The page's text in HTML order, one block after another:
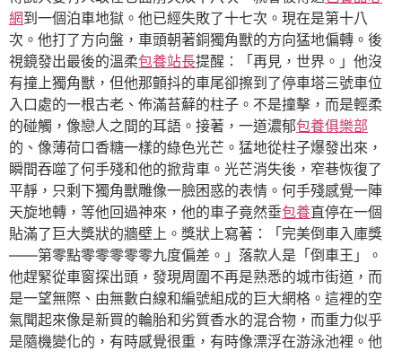
網到一個泊車地獄。他已經失敗了十七次。現在是第十八
次。他打了方向盤，車頭朝著銅獨角獸的方向猛地偏轉。後
視鏡發出最後的溫柔包養站長提醒：「再見，世界。」他沒
有撞上獨角獸，但他那顫抖的車尾卻擦到了停車塔三號車位
入口處的一根古老、佈滿苔蘚的柱子。不是撞擊，而是輕柔
的碰觸，像戀人之間的耳語。接著，一道濃郁包養俱樂部
的、像薄荷口香糖一樣的綠色光芒。猛地從柱子爆發出來，
瞬間吞噬了何手殘和他的掀背車。光芒消失後，窄巷恢復了
平靜，只剩下獨角獸雕像一臉困惑的表情。何手殘感覺一陣
天旋地轉，等他回過神來，他的車子竟然垂包養直停在一個
貼滿了巨大獎狀的牆壁上。獎狀上寫著：「完美倒車入庫獎
——第零點零零零零零九度偏差。」落款人是「倒車王」。
他趕緊從車窗探出頭，發現周圍不再是熟悉的城市街道，而
是一望無際、由無數白線和編號組成的巨大網格。這裡的空
氣聞起來像是新買的輪胎和劣質香水的混合物，而重力似乎
是隨機變化的，有時感覺很重，有時像漂浮在游泳池裡。他